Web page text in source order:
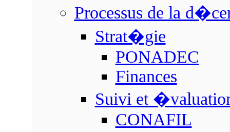
Processus de la
Strat�gie
PONADEC
Finances
Suivi et
CONAFIL